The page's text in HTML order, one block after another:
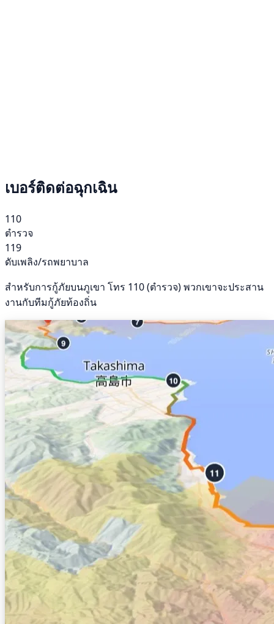
เบอร์ติดต่อฉุกเฉิน
110
ตำรวจ
119
ดับเพลิง/รถพยาบาล
สำหรับการกู้ภัยบนภูเขา โทร 110 (ตำรวจ) พวกเขาจะประสาน
งานกับทีมกู้ภัยท้องถิ่น